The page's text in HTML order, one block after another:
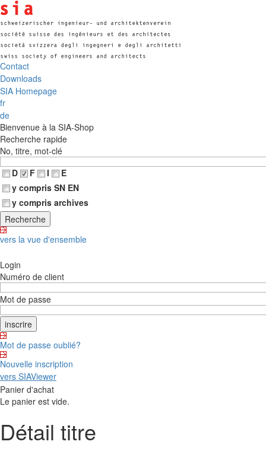
Contact
Downloads
SIA Homepage
fr
de
Bienvenue à la SIA-Shop
Recherche rapide
No, titre, mot-clé
D
F I
E
y compris SN EN
y compris archives
vers la vue d'ensemble
Login
Numéro de client
Mot de passe
Mot de passe oublié?
Nouvelle inscription
vers SIAViewer
Panier d'achat
Le panier est vide.
Détail titre